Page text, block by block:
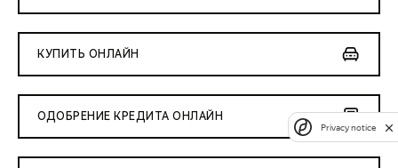
КУПИТЬ ОНЛАЙН
ОДОБРЕНИЕ КРЕДИТА ОНЛАЙН
Privacy notice